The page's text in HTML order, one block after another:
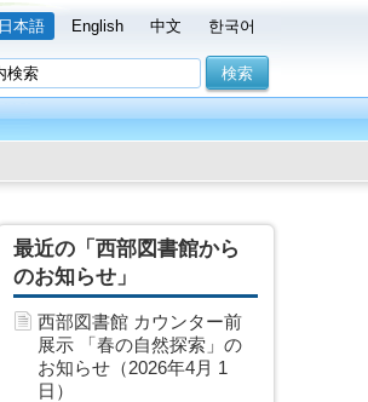
日本語 English 中文 한국어
最近の「西部図書館から
のお知らせ」
西部図書館 カウンター前
展示 「春の自然探索」の
お知らせ（2026年4月 1
日）